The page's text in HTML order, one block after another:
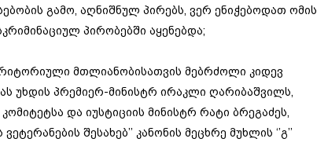
გამო, აღნიშნულ პირებს, ვერ ენიჭებოდათ ომის
პირობებში აყენებდა;
მთლიანობისათვის მებრძოლი კიდევ
უხდის პრემიერ-მინისტრ ირაკლი ღარიბაშვილს,
და იუსტიციის მინისტრ რატი ბრეგაძეს,
შესახებ’’ კანონის მეცხრე მუხლის ‘’გ’’